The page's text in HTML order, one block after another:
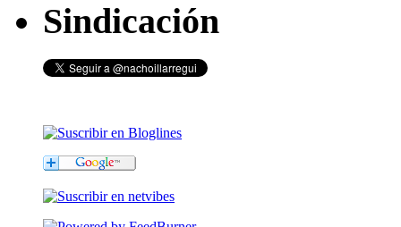
Sindicación